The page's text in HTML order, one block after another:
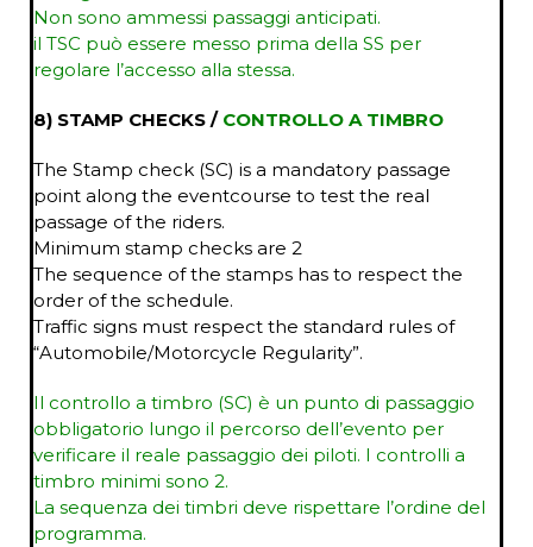
Non sono ammessi passaggi anticipati.
il TSC può essere messo prima della SS per
regolare l’accesso alla stessa.
8) STAMP CHECKS / CONTROLLO A TIMBRO
The Stamp check (SC) is a mandatory passage
point along the eventcourse to test the real
passage of the riders.
Minimum stamp checks are 2
The sequence of the stamps has to respect the
order of the schedule.
Traffic signs must respect the standard rules of
“Automobile/Motorcycle Regularity”.
Il controllo a timbro (SC) è un punto di passaggio
obbligatorio lungo il percorso dell’evento per
verificare il reale passaggio dei piloti. I controlli a
timbro minimi sono 2.
La sequenza dei timbri deve rispettare l’ordine del
programma.